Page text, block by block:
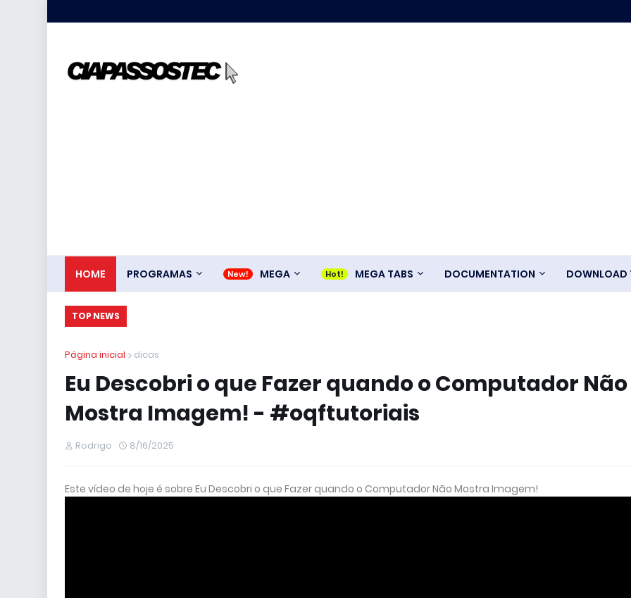
HOME PROGRAMAS MEGA MEGA TABS DOCUMENTATION DOWNLOAD
TOP NEWS
Página inicial dicas
Eu Descobri o que Fazer quando o Computador Não
Mostra Imagem! - #oqftutoriais
Rodrigo 8/16/2025
Este vídeo de hoje é sobre Eu Descobri o que Fazer quando o Computador Não Mostra Imagem!